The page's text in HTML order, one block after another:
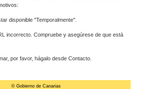
disponible "Temporalmente".
incorrecto. Compruebe y asegúrese de que está
por favor, hágalo desde Contacto.
© Gobierno de Canarias